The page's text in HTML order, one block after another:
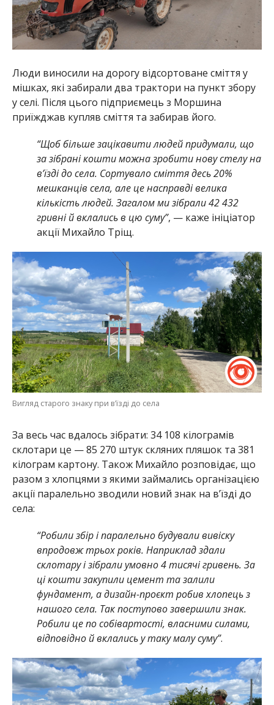
Люди виносили на дорогу відсортоване сміття у
мішках, які забирали два трактори на пункт збору
у селі. Після цього підприємець з Моршина
приїжджав купляв сміття та забирав його.
“Щоб більше зацікавити людей придумали, що
за зібрані кошти можна зробити нову стелу на
в’їзді до села. Сортувало сміття десь 20%
мешканців села, але це насправді велика
кількість людей. Загалом ми зібрали 42 432
гривні й вклались в цю суму”, — каже ініціатор
акції Михайло Тріщ.
Вигляд старого знаку при в’їзді до села
За весь час вдалось зібрати: 34 108 кілограмів
склотари це — 85 270 штук скляних пляшок та 381
кілограм картону. Також Михайло розповідає, що
разом з хлопцями з якими займались організацією
акції паралельно зводили новий знак на в’їзді до
села:
“Робили збір і паралельно будували вивіску
впродовж трьох років. Наприклад здали
склотару і зібрали умовно 4 тисячі гривень. За
ці кошти закупили цемент та залили
фундамент, а дизайн-проєкт робив хлопець з
нашого села. Так поступово завершили знак.
Робили це по собівартості, власними силами,
відповідно й вклались у таку малу суму”.